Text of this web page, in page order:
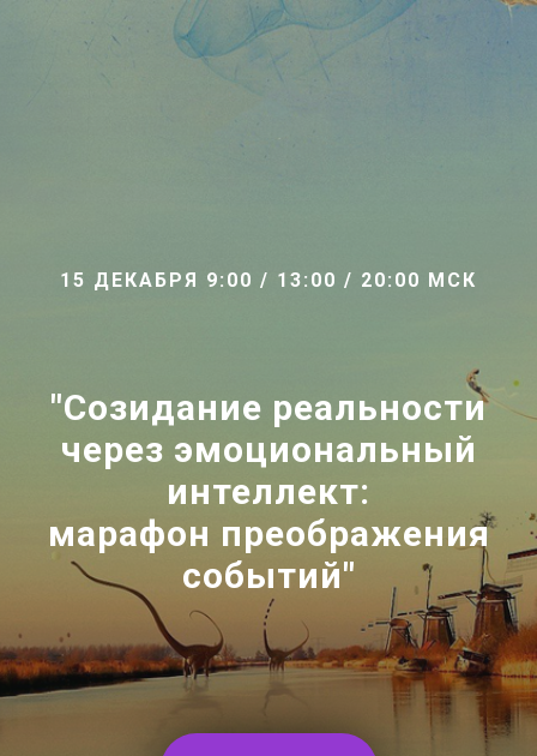
15 ДЕКАБРЯ 9:00 / 13:00 / 20:00 МСК
"Созидание реальности
через эмоциональный
интеллект:
марафон преображения
событий"